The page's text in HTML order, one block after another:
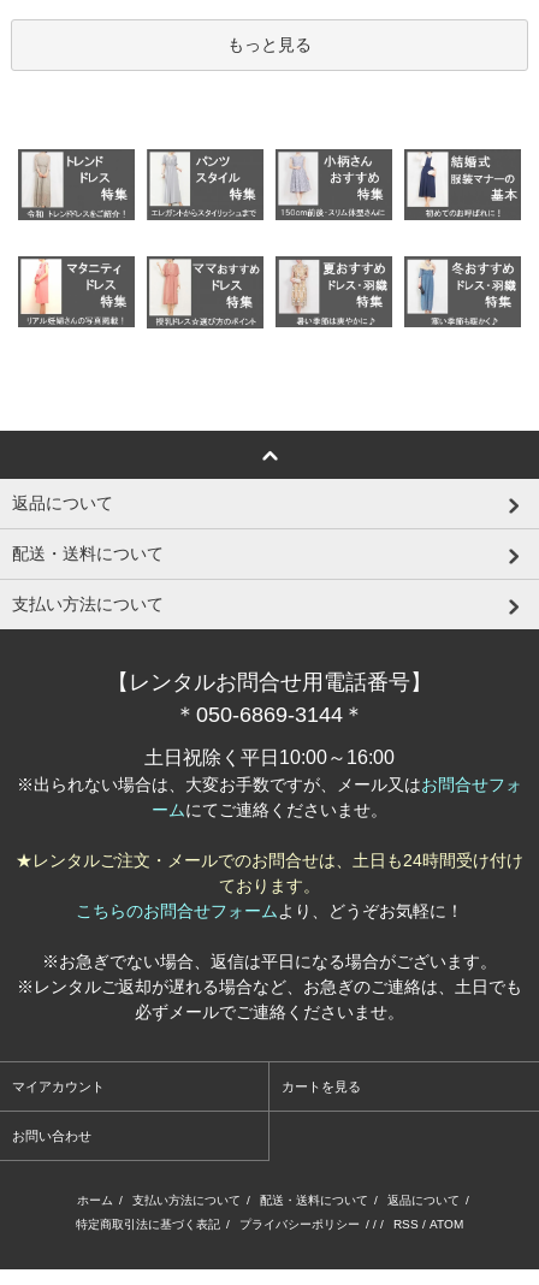
もっと見る
返品について
配送・送料について
支払い方法について
【レンタルお問合せ用電話番号】
＊050-6869-3144＊
土日祝除く平日10:00～16:00
※出られない場合は、大変お手数ですが、メール又はお問合せフォ
ームにてご連絡くださいませ。
★レンタルご注文・メールでのお問合せは、土日も24時間受け付け
ております。
こちらのお問合せフォーム より、どうぞお気軽に！
※お急ぎでない場合、返信は平日になる場合がございます。
※レンタルご返却が遅れる場合など、お急ぎのご連絡は、土日でも
必ずメールでご連絡くださいませ。
マイアカウント カートを見る
お問い合わせ
ホーム / 支払い方法について / 配送・送料について / 返品について /
特定商取引法に基づく表記 / プライバシーポリシー / / / RSS / ATOM